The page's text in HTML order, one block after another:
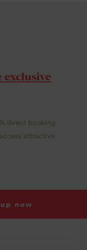
exclusive
direct booking
attractive
now